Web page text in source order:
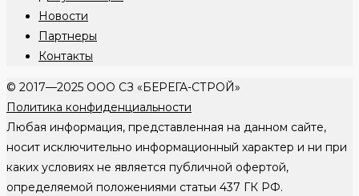
Новости
Партнеры
Контакты
© 2017—2025 ООО СЗ «БЕРЕГА-СТРОЙ»
Политика конфиденциальности
Любая информация, представленная на данном сайте,
носит исключительно информационный характер и ни при
каких условиях не является публичной офертой,
определяемой положениями статьи 437 ГК РФ.